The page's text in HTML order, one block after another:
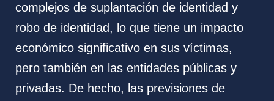
complejos de suplantación de identidad y
robo de identidad, lo que tiene un impacto
económico significativo en sus víctimas,
pero también en las entidades públicas y
privadas. De hecho, las previsiones de